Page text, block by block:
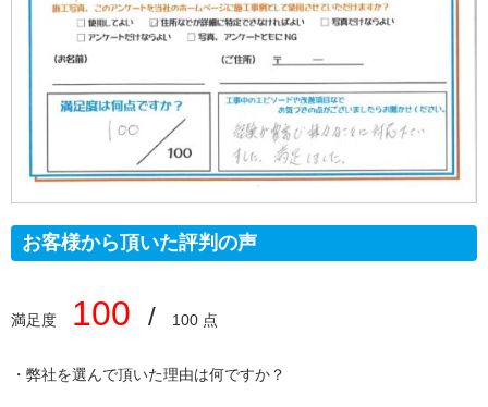
お客様から頂いた評判の声
満足度 100 / 100 点
・弊社を選んで頂いた理由は何ですか？